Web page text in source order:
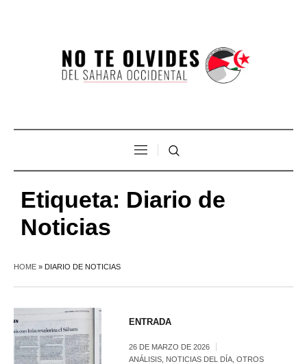
Etiqueta: Diario de
Noticias
HOME » DIARIO DE NOTICIAS
ENTRADA
26 DE MARZO DE 2026
ANÁLISIS NOTICIAS DEL DÍA ,OTROS